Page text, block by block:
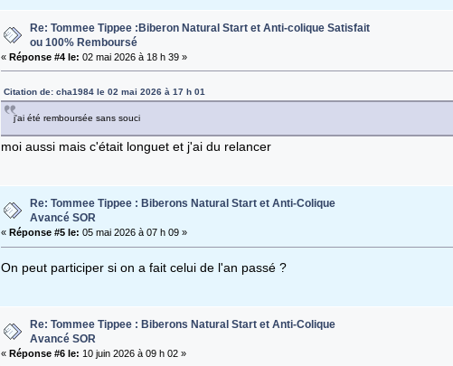
Re: Tommee Tippee :Biberon Natural Start et Anti-colique Satisfait
ou 100% Remboursé
«Réponse #4 le: 02 mai 2026 à 18 h 39 »
Citation de: cha1984 le 02 mai 2026 à 17 h 01
j'ai été remboursée sans souci
moi aussi mais c'était longuet et j'ai du relancer
Re: Tommee Tippee : Biberons Natural Start et Anti-Colique
Avancé SOR
« Réponse #5 le: 05 mai 2026 à 07 h 09 »
On peut participer si on a fait celui de l'an passé ?
Re: Tommee Tippee : Biberons Natural Start et Anti-Colique
Avancé SOR
«Réponse #6 le: 10 juin 2026 à 09 h 02 »